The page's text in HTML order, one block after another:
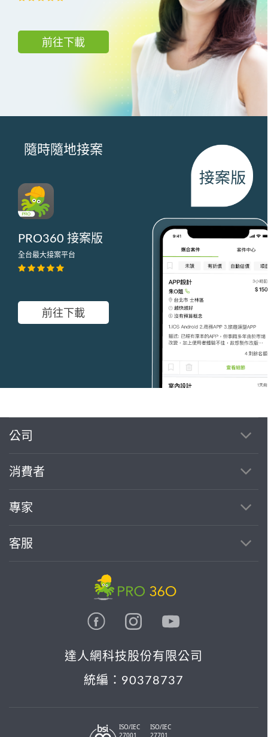
前往下載
隨時隨地接案
PRO360 接案版
全台最大接案平台
前往下載
公司
消費者
專家
客服
達人網科技股份有限公司
統編：90378737
ISO/IEC
27001
ISO/IEC
27701
繼續完成